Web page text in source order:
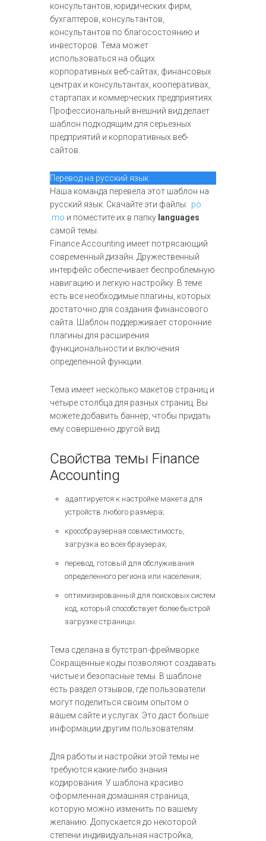
консультантов, юридических фирм,
бухгалтеров, консультантов,
консультантов по благосостоянию и
инвесторов. Тема может
использоваться на общих
корпоративных веб-сайтах, финансовых
центрах и консультантах, кооперативах,
стартапах и коммерческих предприятиях.
Профессиональный внешний вид делает
шаблон подходящим для серьезных
предприятий и корпоративных веб-
сайтов.
Перевод на русский язык
Наша команда перевела этот шаблон на
русский язык. Скачайте эти файлы: .po
.mo и поместите их в папку languages
самой темы.
Finance Accounting имеет потрясающий
современный дизайн. Дружественный
интерфейс обеспечивает беспроблемную
навигацию и легкую настройку. В теме
есть все необходимые плагины, которых
достаточно для создания финансового
сайта. Шаблон поддерживает сторонние
плагины для расширения
функциональности и включения
определенной функции.
Тема имеет несколько макетов страниц и
четыре столбца для разных страниц. Вы
можете добавить баннер, чтобы придать
ему совершенно другой вид.
Свойства темы Finance
Accounting
адаптируется к настройке макета для
устройств любого размера;
кроссбраузерная совместимость,
загрузка во всех браузерах;
перевод, готовый для обслуживания
определенного региона или населения;
оптимизированный для поисковых систем
код, который способствует более быстрой
загрузке страницы.
Тема сделана в бутстрап-фреймворке.
Сокращенные коды позволяют создавать
чистые и безопасные темы. В шаблоне
есть раздел отзывов, где пользователи
могут поделиться своим опытом о
вашем сайте и услугах. Это даст больше
информации другим пользователям.
Для работы и настройки этой темы не
требуются какие-либо знания
кодирования. У шаблона красиво
оформленная домашняя страница,
которую можно изменить по вашему
желанию. Допускается до некоторой
степени индивидуальная настройка,